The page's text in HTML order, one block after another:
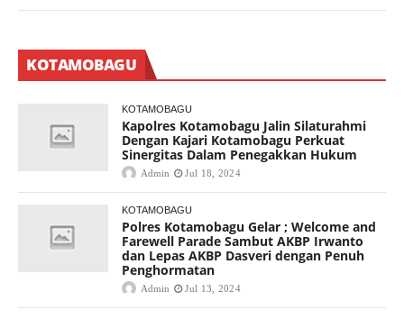
KOTAMOBAGU
KOTAMOBAGU
Kapolres Kotamobagu Jalin Silaturahmi
Dengan Kajari Kotamobagu Perkuat
Sinergitas Dalam Penegakkan Hukum
Admin Jul 18, 2024
KOTAMOBAGU
Polres Kotamobagu Gelar ; Welcome and
Farewell Parade Sambut AKBP Irwanto
dan Lepas AKBP Dasveri dengan Penuh
Penghormatan
Admin Jul 13, 2024